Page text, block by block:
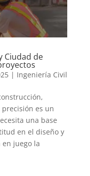
Ciudad de
| Ingeniería Civil
es un
una base
en el diseño y
juego la